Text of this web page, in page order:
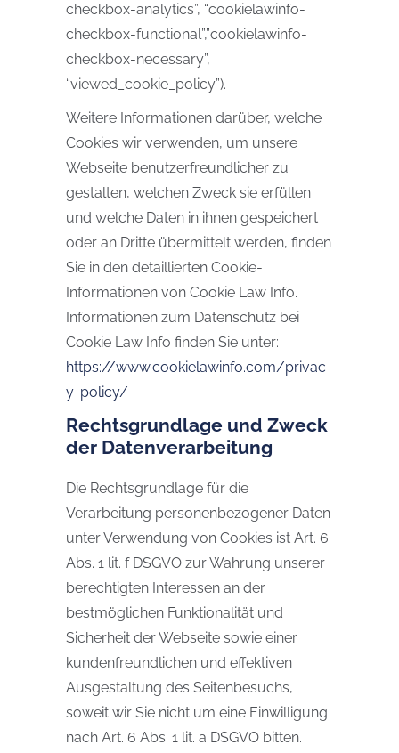
checkbox-analytics”, “cookielawinfo-
checkbox-functional”,”cookielawinfo-
checkbox-necessary”,
“viewed_cookie_policy”).
Weitere Informationen darüber, welche
Cookies wir verwenden, um unsere
Webseite benutzerfreundlicher zu
gestalten, welchen Zweck sie erfüllen
und welche Daten in ihnen gespeichert
oder an Dritte übermittelt werden, finden
Sie in den detaillierten Cookie-
Informationen von Cookie Law Info.
Informationen zum Datenschutz bei
Cookie Law Info finden Sie unter:
https://www.cookielawinfo.com/privac
y-policy/
Rechtsgrundlage und Zweck
der Datenverarbeitung
Die Rechtsgrundlage für die
Verarbeitung personenbezogener Daten
unter Verwendung von Cookies ist Art. 6
Abs. 1 lit. f DSGVO zur Wahrung unserer
berechtigten Interessen an der
bestmöglichen Funktionalität und
Sicherheit der Webseite sowie einer
kundenfreundlichen und effektiven
Ausgestaltung des Seitenbesuchs,
soweit wir Sie nicht um eine Einwilligung
nach Art. 6 Abs. 1 lit. a DSGVO bitten.